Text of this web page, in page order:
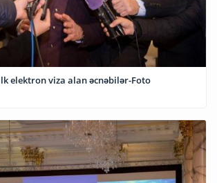
Viza”-dan ilk elektron viza alan əcnəbilər-Foto